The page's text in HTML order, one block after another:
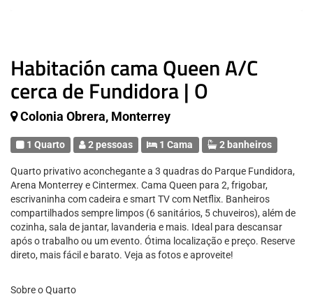
Habitación cama Queen A/C
cerca de Fundidora | O
Colonia Obrera, Monterrey
1 Quarto 2 pessoas 1 Cama 2 banheiros
Quarto privativo aconchegante a 3 quadras do Parque Fundidora,
Arena Monterrey e Cintermex. Cama Queen para 2, frigobar,
escrivaninha com cadeira e smart TV com Netflix. Banheiros
compartilhados sempre limpos (6 sanitários, 5 chuveiros), além de
cozinha, sala de jantar, lavanderia e mais. Ideal para descansar
após o trabalho ou um evento. Ótima localização e preço. Reserve
direto, mais fácil e barato. Veja as fotos e aproveite!
Sobre o Quarto